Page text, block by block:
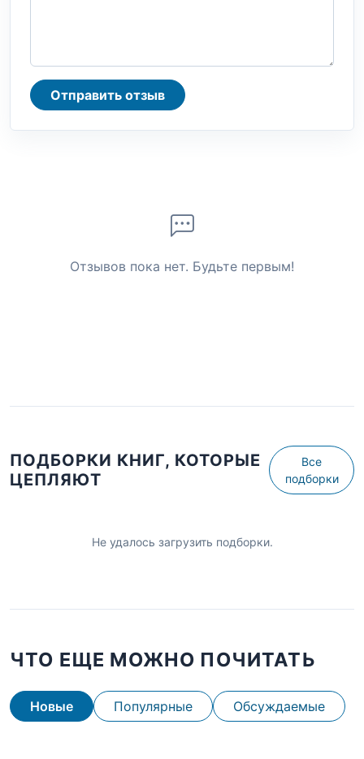
Отправить отзыв
Отзывов пока нет. Будьте первым!
ПОДБОРКИ КНИГ, КОТОРЫЕ
ЦЕПЛЯЮТ
Все
подборки
Не удалось загрузить подборки.
ЧТО ЕЩЕ МОЖНО ПОЧИТАТЬ
Новые Популярные Обсуждаемые